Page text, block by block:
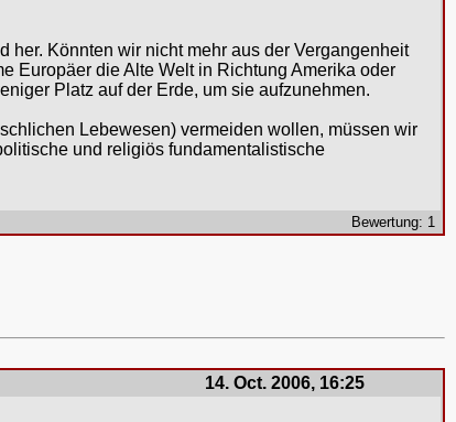
her. Könnten wir nicht mehr aus der Vergangenheit
Europäer die Alte Welt in Richtung Amerika oder
Platz auf der Erde, um sie aufzunehmen.
Lebewesen) vermeiden wollen, müssen wir
und religiös fundamentalistische
Bewertung: 1
14. Oct. 2006, 16:25